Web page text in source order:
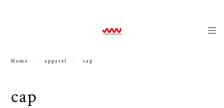
Home apparel cap
cap